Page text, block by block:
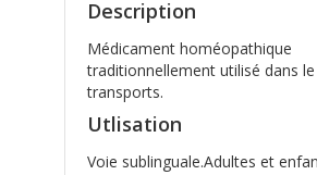
Description
Médicament homéopathique
traditionnellement utilisé dans
transports.
Utlisation
Voie sublinguale.Adultes et